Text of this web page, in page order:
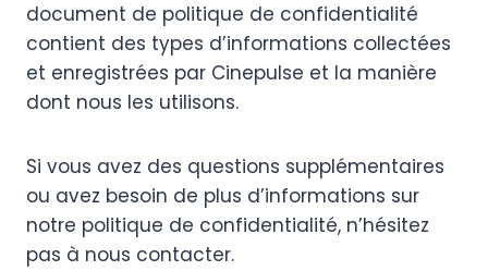
document de politique de confidentialité
contient des types d’informations collectées
et enregistrées par Cinepulse et la manière
dont nous les utilisons.
Si vous avez des questions supplémentaires
ou avez besoin de plus d’informations sur
notre politique de confidentialité, n’hésitez
pas à nous contacter.